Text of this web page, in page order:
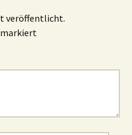
veröffentlicht.
markiert